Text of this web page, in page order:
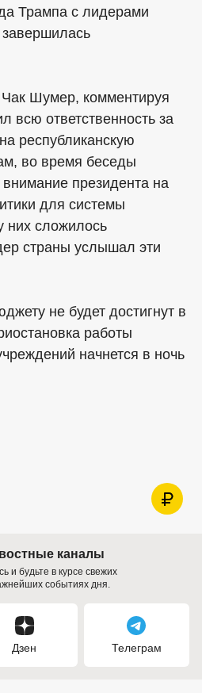
Трампа с лидерами
Чак Шумер, комментируя
всю ответственность за
республиканскую
во время беседы
президента на
для системы
них сложилось
страны услышал эти
не будет достигнут в
работы
начнется в ночь
каналы
и будьте в курсе свежих
событиях дня.
Дзен Телеграм